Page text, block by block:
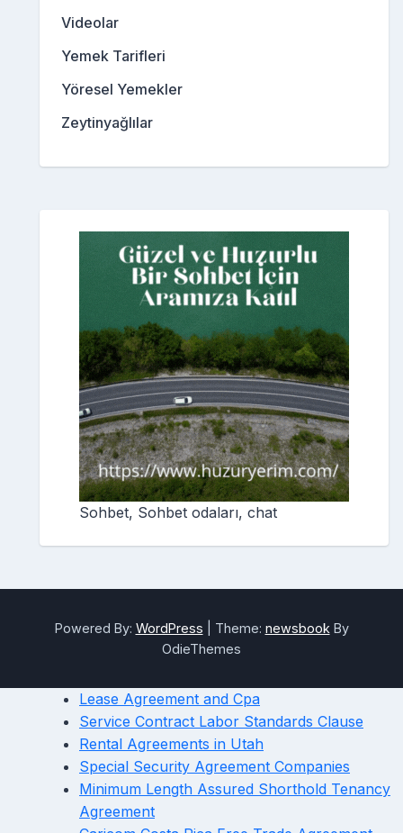
Videolar
Yemek Tarifleri
Yöresel Yemekler
Zeytinyağlılar
Sohbet, Sohbet odaları, chat
Powered By: WordPress Theme: newsbook By
OdieThemes
Lease Agreement and Cpa
Service Contract Labor Standards Clause
Rental Agreements in Utah
Special Security Agreement Companies
Minimum Length Assured Shorthold Tenancy
Agreement